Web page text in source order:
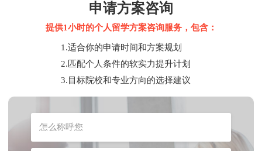
申请方案咨询
提供1小时的个人留学方案咨询服务，包含：
1.适合你的申请时间和方案规划
2.匹配个人条件的软实力提升计划
3.目标院校和专业方向的选择建议